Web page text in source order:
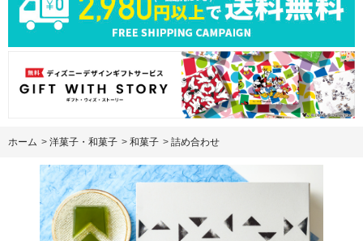
ホーム > 洋菓子・和菓子 > 和菓子 > 詰め合わせ